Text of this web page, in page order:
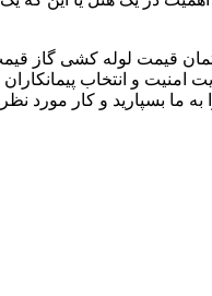
قیمت لوله کشی گاز
و انتخاب پیمانکاران
ما بسپارید و کار مورد نظر